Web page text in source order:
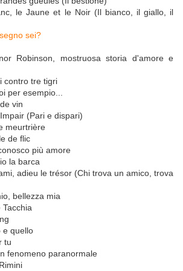
le Jaune et le Noir (Il bianco, il giallo, il
sei?
Robinson, mostruosa storia d'amore e
contro tre tigri
per esempio...
vin
(Pari e dispari)
meurtrière
de flic
più amore
la barca
adieu le trésor (Chi trova un amico, trova
bellezza mia
e quello
tu
fenomeno paranormale